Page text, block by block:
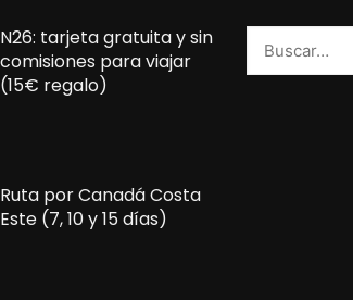
N26: tarjeta gratuita y sin
comisiones para viajar
(15€ regalo)
Ruta por Canadá Costa
Este (7, 10 y 15 días)